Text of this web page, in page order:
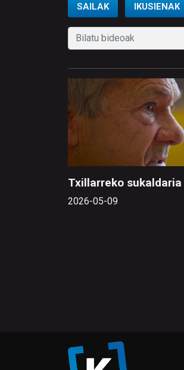
SAILAK IKUSIENAK
Txillarreko sukaldaria
2026-05-09